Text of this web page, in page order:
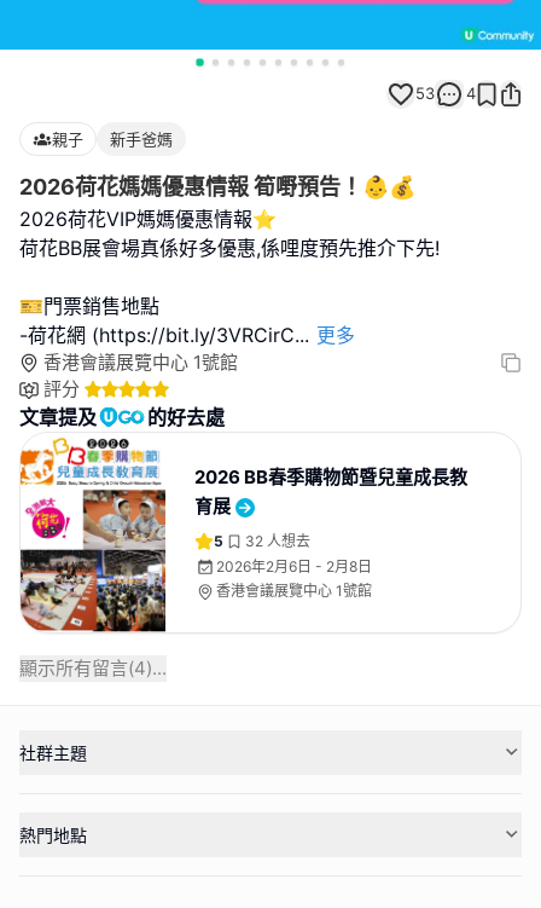
53 4
親子 新手爸媽
2026荷花媽媽優惠情報 筍嘢預告！👶💰
2026荷花VIP媽媽優惠情報⭐️
荷花BB展會場真係好多優惠,係哩度預先推介下先!
🎫門票銷售地點
-荷花網 (https://bit.ly/3VRCirC... 更多
香港會議展覽中心 1號館
評分
文章提及 的好去處
2026 BB春季購物節暨兒童成長教
育展
5 32 人想去
2026年2月6日 - 2月8日
香港會議展覽中心 1號館
顯示所有留言(4)...
社群主題
熱門地點